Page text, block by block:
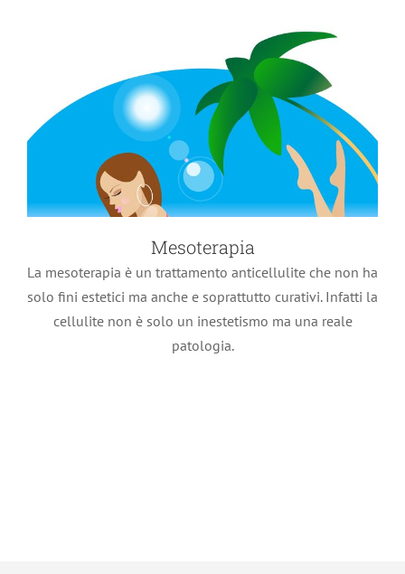
Mesoterapia
La mesoterapia è un trattamento anticellulite che non ha
solo fini estetici ma anche e soprattutto curativi. Infatti la
cellulite non è solo un inestetismo ma una reale
patologia.